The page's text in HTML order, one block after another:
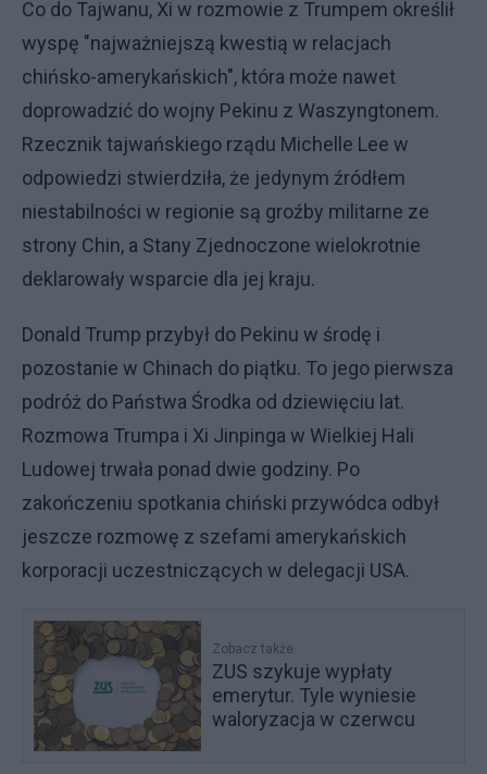
Co do Tajwanu, Xi w rozmowie z Trumpem określił
wyspę "najważniejszą kwestią w relacjach
chińsko-amerykańskich", która może nawet
doprowadzić do wojny Pekinu z Waszyngtonem.
Rzecznik tajwańskiego rządu Michelle Lee w
odpowiedzi stwierdziła, że jedynym źródłem
niestabilności w regionie są groźby militarne ze
strony Chin, a Stany Zjednoczone wielokrotnie
deklarowały wsparcie dla jej kraju.
Donald Trump przybył do Pekinu w środę i
pozostanie w Chinach do piątku. To jego pierwsza
podróż do Państwa Środka od dziewięciu lat.
Rozmowa Trumpa i Xi Jinpinga w Wielkiej Hali
Ludowej trwała ponad dwie godziny. Po
zakończeniu spotkania chiński przywódca odbył
jeszcze rozmowę z szefami amerykańskich
korporacji uczestniczących w delegacji USA.
Zobacz także
ZUS szykuje wypłaty
emerytur. Tyle wyniesie
waloryzacja w czerwcu